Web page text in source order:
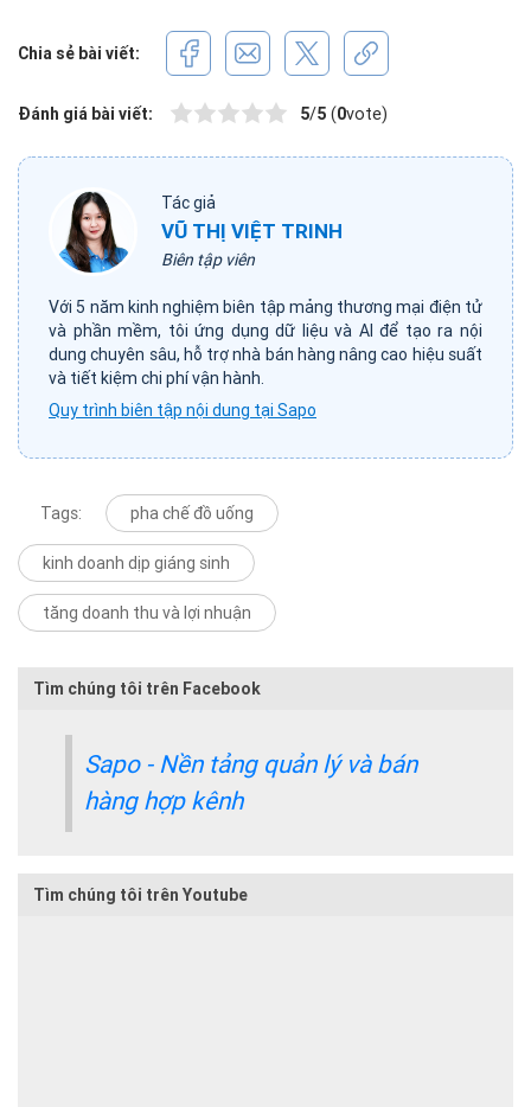
Chia sẻ bài viết:
Đánh giá bài viết: 5/5 (0vote)
Tác giả
VŨ THỊ VIỆT TRINH
Biên tập viên
Với 5 năm kinh nghiệm biên tập mảng thương mại điện tử
và phần mềm, tôi ứng dụng dữ liệu và AI để tạo ra nội
dung chuyên sâu, hỗ trợ nhà bán hàng nâng cao hiệu suất
và tiết kiệm chi phí vận hành.
Quy trình biên tập nội dung tại Sapo
Tags: pha chế đồ uống
kinh doanh dịp giáng sinh
tăng doanh thu và lợi nhuận
Tìm chúng tôi trên Facebook
Sapo - Nền tảng quản lý và bán
hàng hợp kênh
Tìm chúng tôi trên Youtube